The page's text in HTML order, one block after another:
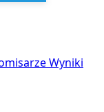
Wyniki